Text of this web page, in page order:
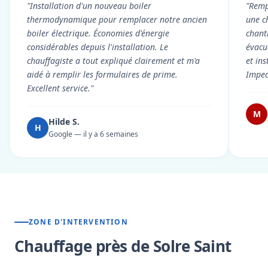
"Installation d'un nouveau boiler
thermodynamique pour remplacer notre ancien
boiler électrique. Économies d'énergie
considérables depuis l'installation. Le
chauffagiste a tout expliqué clairement et m'a
aidé à remplir les formulaires de prime.
Excellent service."
H
Hilde S.
Google — il y a 6 semaines
une
et
M
ZONE D'INTERVENTION
Chauffage près de Solre Saint